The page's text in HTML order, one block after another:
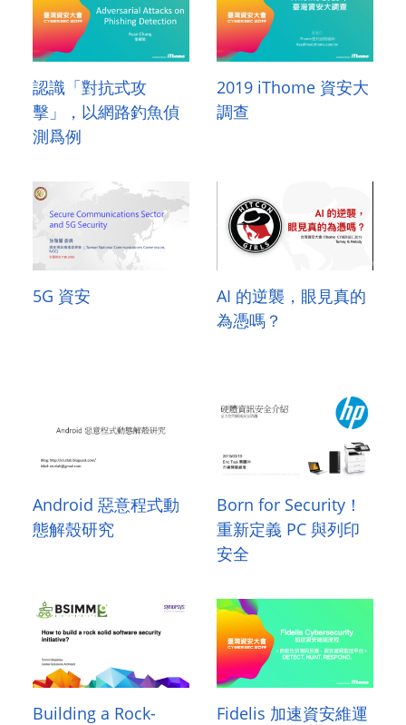
認識「對抗式攻
擊」，以網路釣魚偵
測爲例
2019 iThome 資安大
調查
5G 資安
AI 的逆襲，眼見真的
為憑嗎？
Android 惡意程式動
態解殼研究
Born for Security！
重新定義 PC 與列印
安全
Building a Rock-
Fidelis 加速資安維運